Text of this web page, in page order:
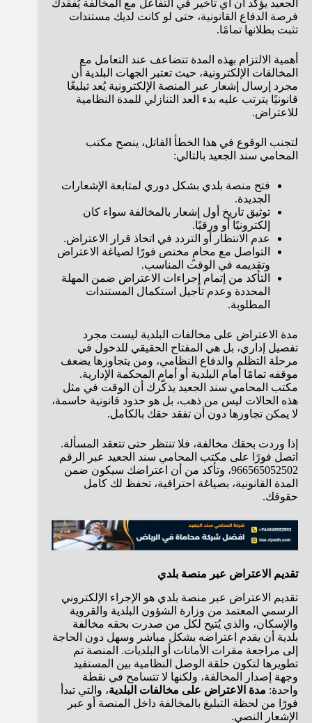
الجعيد يؤكد أن أي تأخير في التفاعل مع المخالفة يُفقدك
فرصة الدفاع القانونية، حتى لو كانت لديك مستندات
تثبت بطلانها تمامًا.
أهمية الالتزام بهذه المدة تتضاعف عند التعامل مع
المخالفات الإلكترونية، حيث تعتبر الجهات البلدية أن
مجرد إرسال إشعار عبر المنصة الإلكترونية يُعد تبليغًا
قانونيًا يترتب عليه بدء العد التنازلي للمدة النظامية
للاعتراض.
لتجنب الوقوع في هذا الخطأ القاتل، ينصح مكتب
المحامي سند الجعيد بالتالي:
فتح منصة بلدي بشكل دوري لمتابعة الإشعارات
الجديدة.
توثيق تاريخ أول إشعار بالمخالفة سواء كان
إلكترونيًا أو ورقيًا.
عدم الانتظار أو التردد في اتخاذ قرار الاعتراض.
التواصل مع محامٍ مختص فورًا لصياغة الاعتراض
وتقديمه في الوقت المناسب.
التأكد من إتمام إجراءات الاعتراض ضمن المهلة
المحددة وعدم تأجيل استكمال المستندات
المطلوبة.
مدة الاعتراض على مخالفات البلدية ليست مجرد
تفصيل إداري، بل هي المفتاح الحقيقي للدخول في
مرحلة التظلم والدفاع النظامي، ومن يتجاوزها يضعف
موقفه تمامًا أمام البلدية أو أمام المحكمة الإدارية.
مكتب المحامي سند الجعيد يذكّرك أن الوقت في مثل
هذه الحالات ليس من ذهب، بل هو حدود قانونية حاسمة،
لا يمكن تجاوزها دون أن تفقد حقك بالكامل.
إذا وردت بحقك مخالفة، فلا تنتظر حتى تتعقد المسألة.
اتصل فورًا على مكتب المحامي سند الجعيد عبر الرقم
966565052502، وتأكد من أن اعتراضك سيكون ضمن
المدة القانونية، بصياغة احترافية، تحفظ لك كامل
حقوقك.
تقديم الاعتراض عبر منصة بلدي
تقديم الاعتراض عبر منصة بلدي هو الإجراء الإلكتروني
الرسمي المعتمد من وزارة الشؤون البلدية والقروية
والإسكان، والذي يُتيح لكل من صدرت بحقه مخالفة
بلدية أن يقدم اعتراضه بشكل مباشر وسهل دون الحاجة
إلى مراجعة مقرات الأمانات أو البلديات. المنصة تم
تطويرها لتكون حلقة الوصل النظامية بين المستفيد
وجهة إصدار المخالفة، ولكنها لا تتسامح في نقطة
واحدة: مدة الاعتراض على مخالفات البلدية، والتي تبدأ
فورًا من لحظة التبليغ بالمخالفة داخل المنصة أو عبر
الإشعار النصي.